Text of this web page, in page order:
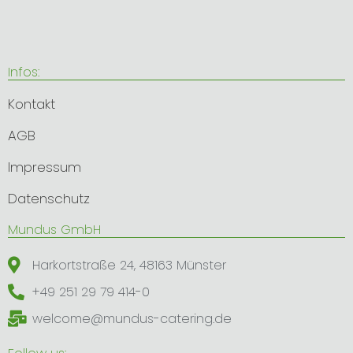
Infos:
Kontakt
AGB
Impressum
Datenschutz
​Mundus GmbH
Harkortstraße 24, 48163 Münster
+49 251 29 79 414-0
welcome@mundus-catering.de